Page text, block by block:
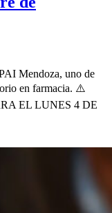
Mendoza, uno de
en farmacia. ⚠️
EL LUNES 4 DE